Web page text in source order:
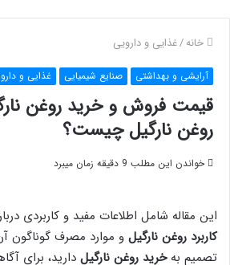
خانه/غذایی و دارویی
آرایشی و بهداشتی صنایع شیمیایی غذایی و
قیمت فروش و خرید روغن
روغن نارگیل چیست؟
خواندن این مطلب 9 دقیقه زمان میبرد
این مقاله شامل اطلاعات مفید و کاربردی
کاربرد روغن نارگیل و موارد مصرف گوناگون
تصمیم بهخرید روغن نارگیل دارید، برای